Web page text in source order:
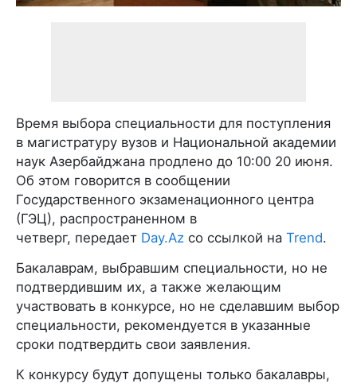
Время выбора специальности для поступления
в магистратуру вузов и Национальной академии
наук Азербайджана продлено до 10:00 20 июня.
Об этом говорится в сообщении
Государственного экзаменационного центра
(ГЭЦ), распространенном в
четверг, передает Day.Az со ссылкой на Trend.
Бакалаврам, выбравшим специальности, но не
подтвердившим их, а также желающим
участвовать в конкурсе, но не сделавшим выбор
специальности, рекомендуется в указанные
сроки подтвердить свои заявления.
К конкурсу будут допущены только бакалавры,